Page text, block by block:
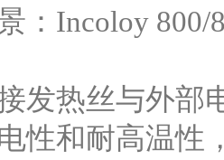
：Incoloy
发热丝与外部
性和耐高温性